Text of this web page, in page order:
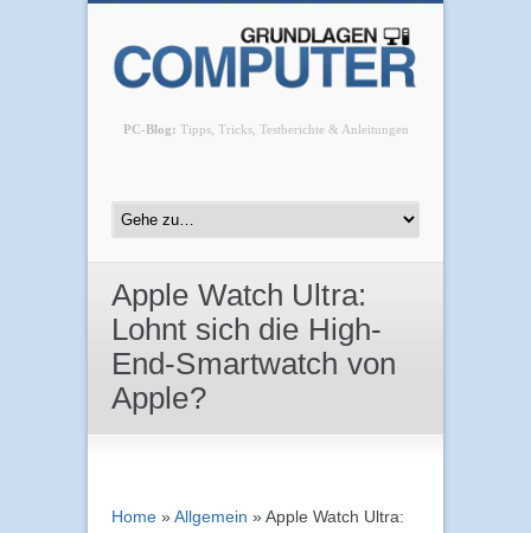
PC-Blog: Tipps, Tricks, Testberichte & Anleitungen
Apple Watch Ultra:
Lohnt sich die High-
End-Smartwatch von
Apple?
Home »Allgemein »Apple Watch Ultra: